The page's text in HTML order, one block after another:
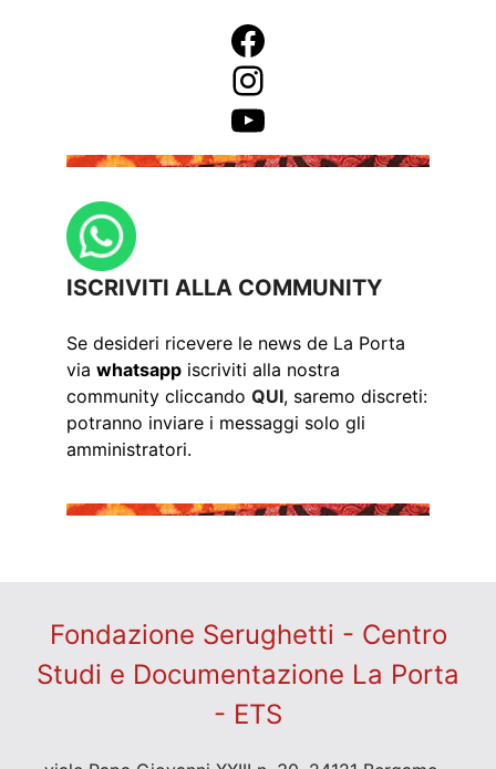
Facebook
Instagram
YouTube
ISCRIVITI ALLA COMMUNITY
Se desideri ricevere le news de La Porta
via whatsapp iscriviti alla nostra
community cliccando QUI, saremo discreti:
potranno inviare i messaggi solo gli
amministratori.
Fondazione Serughetti - Centro
Studi e Documentazione La Porta
- ETS